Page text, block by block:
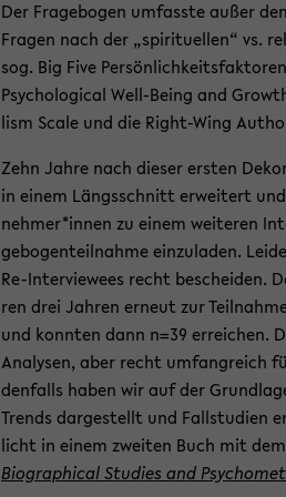
Der Fra­ge­bo­gen um­fass­te außer
Fra­gen nach der „spi­ri­tu­el­len“ vs.
sog. Big Five
Psy­cho­lo­gi­cal Well-​Being and
lism Scale und die Right-​Wing
Zehn Jahre nach die­ser ers­ten
in einem Längs­schnitt er­wei­tert
neh­mer*innen zu einem wei­te­ren
ge­bo­gen­teil­nah­me ein­zu­la­den.
Re-​Interviewees recht be­schei­den.
ren drei Jah­ren er­neut zur
und konn­ten dann n=39 er­rei­chen.
Ana­ly­sen, aber recht um­fang­reich
den­falls haben wir auf der
Trends dar­ge­stellt und Fall­stu­di­en
licht in einem zwei­ten Buch mit
Bio­gra­phi­cal Stu­dies and